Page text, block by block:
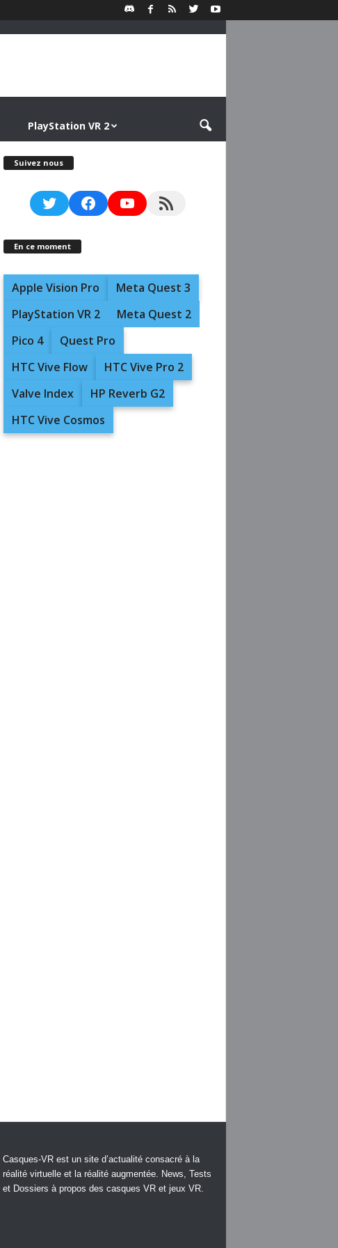
PlayStation VR 2
Suivez nous
TwitterFacebookYouTubeRSS Feed
En ce moment
Apple Vision Pro
Meta Quest 3
PlayStation VR 2
Meta Quest 2
Pico 4
Quest Pro
HTC Vive Flow
HTC Vive Pro 2
Valve Index
HP Reverb G2
HTC Vive Cosmos
Casques-VR est un site d’actualité consacré à la
réalité virtuelle et la réalité augmentée. News, Tests
et Dossiers à propos des casques VR et jeux VR.